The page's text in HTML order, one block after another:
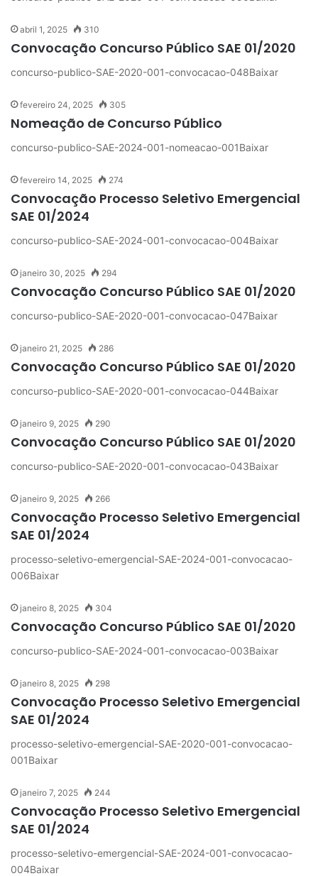
abril 1, 2025 310
Convocação Concurso Público SAE 01/2020
concurso-publico-SAE-2020-001-convocacao-048Baixar
fevereiro 24, 2025 305
Nomeação de Concurso Público
concurso-publico-SAE-2024-001-nomeacao-001Baixar
fevereiro 14, 2025 274
Convocação Processo Seletivo Emergencial
SAE 01/2024
concurso-publico-SAE-2024-001-convocacao-004Baixar
janeiro 30, 2025 294
Convocação Concurso Público SAE 01/2020
concurso-publico-SAE-2020-001-convocacao-047Baixar
janeiro 21, 2025 286
Convocação Concurso Público SAE 01/2020
concurso-publico-SAE-2020-001-convocacao-044Baixar
janeiro 9, 2025 290
Convocação Concurso Público SAE 01/2020
concurso-publico-SAE-2020-001-convocacao-043Baixar
janeiro 9, 2025 266
Convocação Processo Seletivo Emergencial
SAE 01/2024
processo-seletivo-emergencial-SAE-2024-001-convocacao-
006Baixar
janeiro 8, 2025 304
Convocação Concurso Público SAE 01/2020
concurso-publico-SAE-2024-001-convocacao-003Baixar
janeiro 8, 2025 298
Convocação Processo Seletivo Emergencial
SAE 01/2024
processo-seletivo-emergencial-SAE-2020-001-convocacao-
001Baixar
janeiro 7, 2025 244
Convocação Processo Seletivo Emergencial
SAE 01/2024
processo-seletivo-emergencial-SAE-2024-001-convocacao-
004Baixar